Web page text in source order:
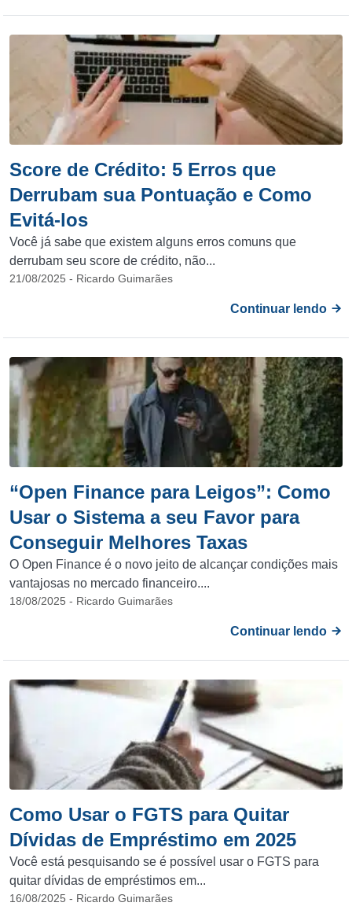
Score de Crédito: 5 Erros que
Derrubam sua Pontuação e Como
Evitá-los
Você já sabe que existem alguns erros comuns que
derrubam seu score de crédito, não...
21/08/2025 - Ricardo Guimarães
Continuar lendo
“Open Finance para Leigos”: Como
Usar o Sistema a seu Favor para
Conseguir Melhores Taxas
O Open Finance é o novo jeito de alcançar condições mais
vantajosas no mercado financeiro....
18/08/2025 - Ricardo Guimarães
Continuar lendo
Como Usar o FGTS para Quitar
Dívidas de Empréstimo em 2025
Você está pesquisando se é possível usar o FGTS para
quitar dívidas de empréstimos em...
16/08/2025 - Ricardo Guimarães